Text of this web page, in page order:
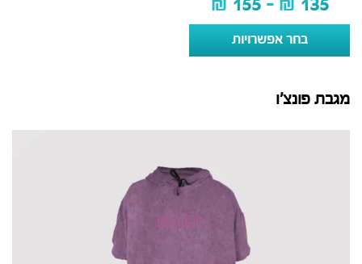
₪ 135
–
₪ 155
בחר אפשרויות
מגבת פונצ’ו